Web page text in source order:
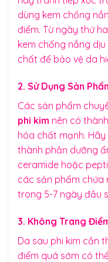
dùng kem chống
điểm. Từ ngày thứ
kem chống nắng
chất để bảo vệ da
2. Sử Dụng Sản
Các sản phẩm
phi kim nên có
hóa chất mạnh.
thành phần dưỡng
ceramide hoặc
các sản phẩm chứa
trong 5-7 ngày đầu
3. Không Trang
Da sau phi kim cần
điểm quá sớm có